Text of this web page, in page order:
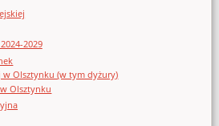
2029
w Olsztynku (w tym dyżury)
Olsztynku